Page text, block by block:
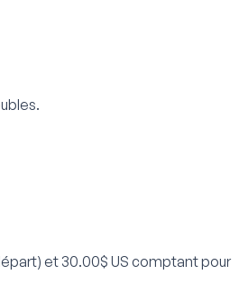
et 30.00$ US comptant pour